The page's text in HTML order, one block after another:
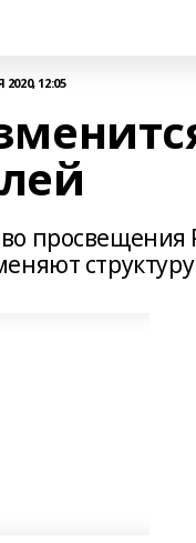
12:05
просвещения